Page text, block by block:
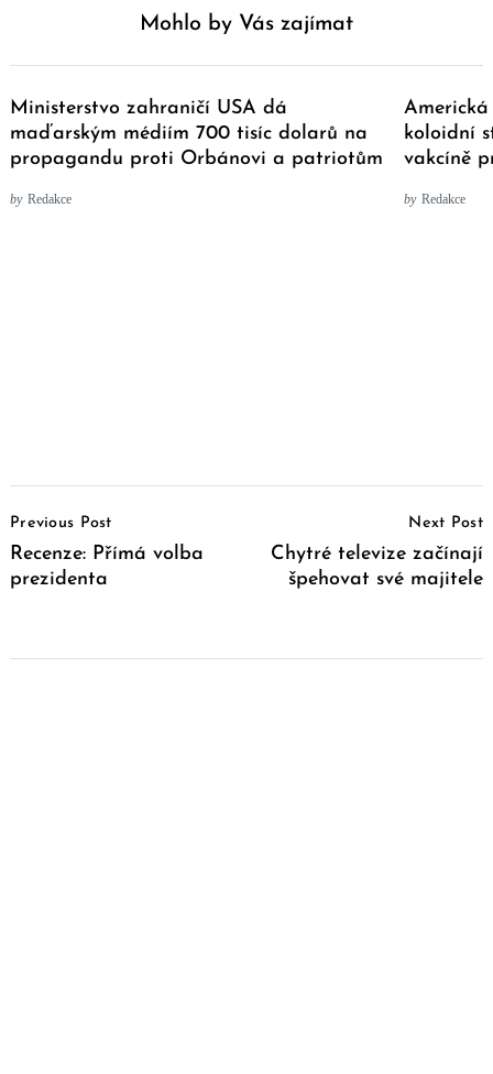
Mohlo by Vás zajímat
Ministerstvo zahraničí USA dá
maďarským médiím 700 tisíc dolarů na
propagandu proti Orbánovi a patriotům
by Redakce
koloidní
vakcíně
by Redakce
Navigation
Previous Post
Recenze: Přímá volba
prezidenta
Next Post
Chytré televize začínají
špehovat své majitele